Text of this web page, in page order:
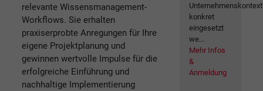
relevante Wissensmanagement-
Workflows. Sie erhalten
praxiserprobte Anregungen für Ihre
eigene Projektplanung und
gewinnen wertvolle Impulse für die
erfolgreiche Einführung und
nachhaltige Implementierung
Unternehmenskontext
konkret
eingesetzt
we...
Mehr Infos
&
Anmeldung